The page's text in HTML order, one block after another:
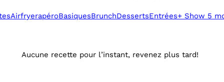
AirfryerapéroBasiquesBrunchDessertsEntrées+ Show 5
Aucune recette pour l’instant, revenez plus tard!